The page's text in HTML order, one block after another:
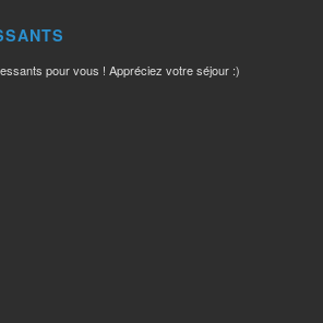
pour vous ! Appréciez votre séjour :)